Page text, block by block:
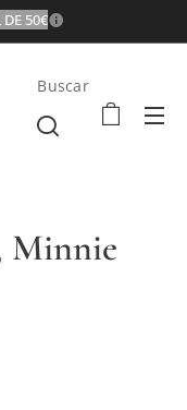
DE 50€
Buscar
Minnie